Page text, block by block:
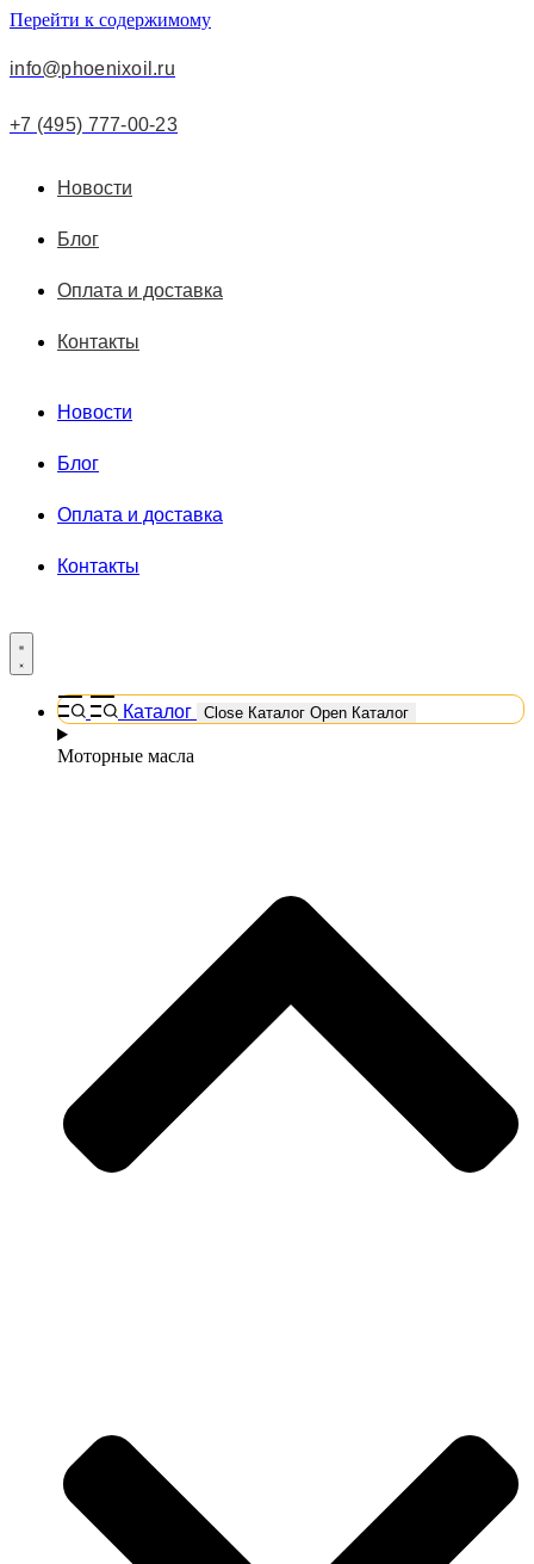
Перейти к содержимому
info@phoenixoil.ru
+7 (495) 777-00-23
Новости
Блог
Оплата и доставка
Контакты
Новости
Блог
Оплата и доставка
Контакты
Каталог Close Каталог Open Каталог
Моторные масла